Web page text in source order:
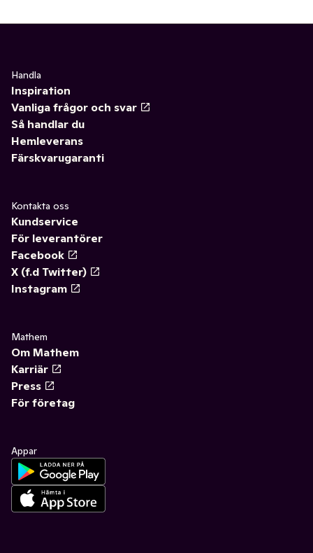
Handla
Inspiration
Vanliga frågor och svar
Så handlar du
Hemleverans
Färskvarugaranti
Kontakta oss
Kundservice
För leverantörer
Facebook
X (f.d Twitter)
Instagram
Mathem
Om Mathem
Karriär
Press
För företag
Appar